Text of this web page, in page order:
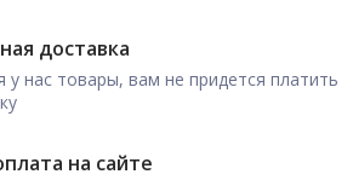
доставка
у нас товары, вам не придется платить
на сайте